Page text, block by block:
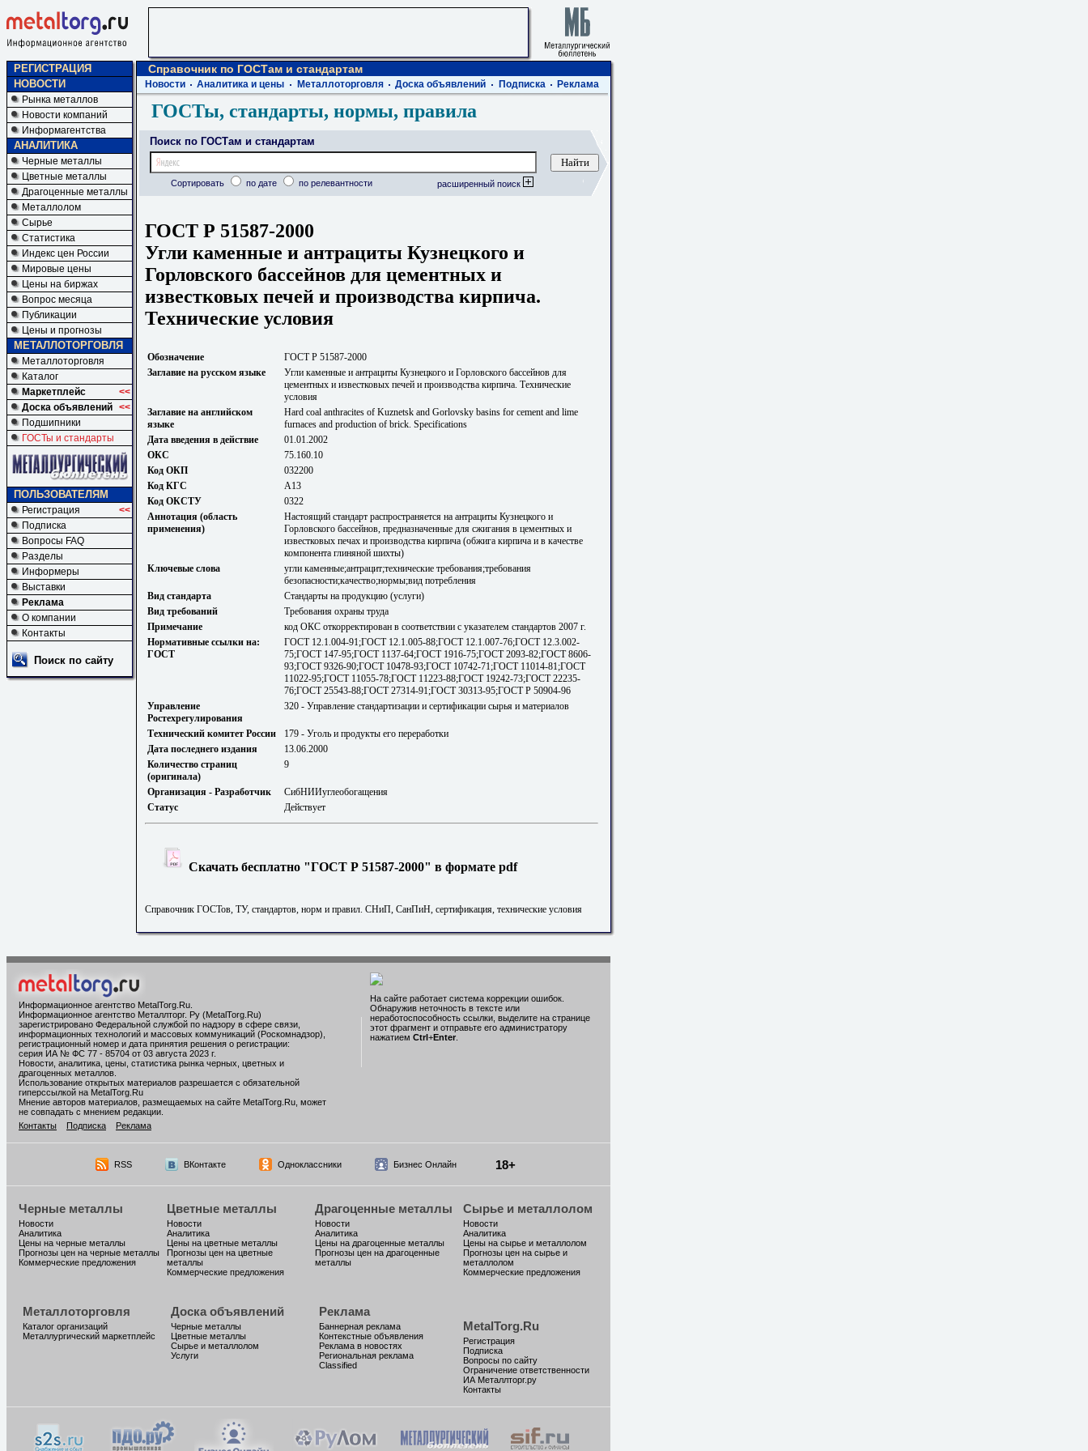
РЕГИСТРАЦИЯ
НОВОСТИ
Рынка металлов
Новости компаний
Информагентства
АНАЛИТИКА
Черные металлы
Цветные металлы
Драгоценные металлы
Металлолом
Сырье
Статистика
Индекс цен России
Мировые цены
Цены на биржах
Вопрос месяца
Публикации
Цены и прогнозы
МЕТАЛЛОТОРГОВЛЯ
Металлоторговля
Каталог
Маркетплейс
<<
Доска объявлений <<
Подшипники
ГОСТы и стандарты
ПОЛЬЗОВАТЕЛЯМ
Регистрация
<<
Подписка
Вопросы FAQ
Разделы
Информеры
Выставки
Реклама
О компании
Контакты
Поиск по сайту
Справочник по ГОСТам и стандартам
Новости Аналитика и цены Металлоторговля Доска объявлений Подписка Реклама
ГОСТы, стандарты, нормы, правила
Поиск по ГОСТам и стандартам
Сортировать по дате по релевантности расширенный поиск
ГОСТ Р 51587-2000
Угли каменные и антрациты Кузнецкого и
Горловского бассейнов для цементных и
известковых печей и производства кирпича.
Технические условия
Обозначение
ГОСТ Р 51587-2000
Заглавие на русском языке
Угли каменные и антрациты Кузнецкого и Горловского бассейнов для
цементных и известковых печей и производства кирпича. Технические
условия
Заглавие на английском
языке
Hard coal anthracites of Kuznetsk and Gorlovsky basins for cement and lime
furnaces and production of brick. Specifications
Дата введения в действие
01.01.2002
ОКС
75.160.10
Код ОКП
032200
Код КГС
А13
Код ОКСТУ
0322
Аннотация (область
применения)
Настоящий стандарт распространяется на антрациты Кузнецкого и
Горловского бассейнов, предназначенные для сжигания в цементных и
известковых печах и производства кирпича (обжига кирпича и в качестве
компонента глиняной шихты)
Ключевые слова
угли каменные;антрацит;технические требования;требования
безопасности;качество;нормы;вид потребления
Вид стандарта
Стандарты на продукцию (услуги)
Вид требований
Требования охраны труда
Примечание
код ОКС откорректирован в соответствии с указателем стандартов 2007 г.
Нормативные ссылки на:
ГОСТ
ГОСТ 12.1.004-91;ГОСТ 12.1.005-88;ГОСТ 12.1.007-76;ГОСТ 12.3.002-
75;ГОСТ 147-95;ГОСТ 1137-64;ГОСТ 1916-75;ГОСТ 2093-82;ГОСТ 8606-
93;ГОСТ 9326-90;ГОСТ 10478-93;ГОСТ 10742-71;ГОСТ 11014-81;ГОСТ
11022-95;ГОСТ 11055-78;ГОСТ 11223-88;ГОСТ 19242-73;ГОСТ 22235-
76;ГОСТ 25543-88;ГОСТ 27314-91;ГОСТ 30313-95;ГОСТ Р 50904-96
Управление
Ростехрегулирования
320 - Управление стандартизации и сертификации сырья и материалов
Технический комитет России
179 - Уголь и продукты его переработки
Дата последнего издания
13.06.2000
Количество страниц
(оригинала)
9
Организация - Разработчик
СибНИИуглеобогащения
Статус
Действует
Скачать бесплатно "ГОСТ Р 51587-2000" в формате pdf
Справочник ГОСТов, ТУ, стандартов, норм и правил. СНиП, СанПиН, сертификация, технические условия
Информационное агентство MetalTorg.Ru
Информационное агентство Металлторг. Ру (MetalTorg.Ru)
зарегистрировано Федеральной службой по надзору в сфере связи,
информационных технологий и массовых коммуникаций (Роскомнадзор),
регистрационный номер и дата принятия решения о регистрации:
серия ИА № ФС 77 - 85704 от 03 августа 2023 г.
Новости, аналитика, цены, статистика рынка черных, цветных и
драгоценных металлов.
Использование открытых материалов разрешается с обязательной
гиперссылкой на MetalTorg.Ru
Мнение авторов материалов, размещаемых на сайте MetalTorg.Ru, может
не совпадать с мнением редакции.
Контакты
Подписка Реклама
На сайте работает система коррекции ошибок.
Обнаружив неточность в тексте или
неработоспособность ссылки, выделите на странице
этот фрагмент и отправьте его администратору
нажатием Ctrl+Enter
RSS ВКонтакте Одноклассники Бизнес Онлайн 18+
Черные металлы
Новости
Аналитика
Цены на черные металлы
Прогнозы цен на черные металлы
Коммерческие предложения
Цветные металлы
Новости
Аналитика
Цены на цветные металлы
Прогнозы цен на цветные
металлы
Коммерческие предложения
Драгоценные металлы
Новости
Аналитика
Цены на драгоценные металлы
Прогнозы цен на драгоценные
металлы
Сырье и металлолом
Новости
Аналитика
Цены на сырье и металлолом
Прогнозы цен на сырье и
металлолом
Коммерческие предложения
Металлоторговля
Каталог организаций
Металлургический маркетплейс
Доска объявлений
Черные металлы
Цветные металлы
Сырье и металлолом
Услуги
Реклама
Баннерная реклама
Контекстные объявления
Реклама в новостях
Региональная реклама
Classified
MetalTorg.Ru
Регистрация
Подписка
Вопросы по сайту
Ограничение ответственности
ИА Металлторг.ру
Контакты